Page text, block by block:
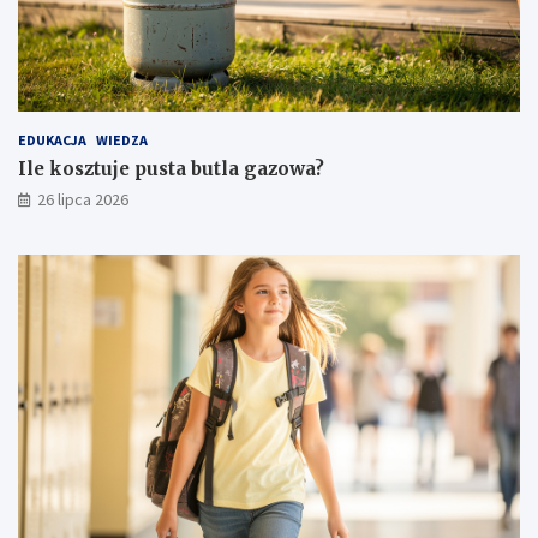
EDUKACJA WIEDZA
Ile kosztuje pusta butla gazowa?
26 lipca 2026